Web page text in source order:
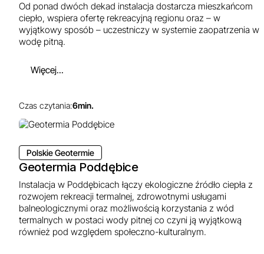
Od ponad dwóch dekad instalacja dostarcza mieszkańcom
ciepło, wspiera ofertę rekreacyjną regionu oraz – w
wyjątkowy sposób – uczestniczy w systemie zaopatrzenia w
wodę pitną.
Więcej...
Czas czytania:6min.
Polskie Geotermie
Geotermia Poddębice
Instalacja w Poddębicach łączy ekologiczne źródło ciepła z
rozwojem rekreacji termalnej, zdrowotnymi usługami
balneologicznymi oraz możliwością korzystania z wód
termalnych w postaci wody pitnej co czyni ją wyjątkową
również pod względem społeczno-kulturalnym.